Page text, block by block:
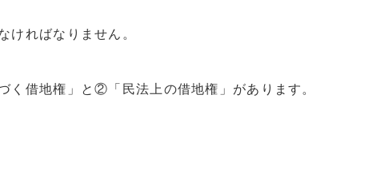
ければなりません。
く借地権」と②「民法上の借地権」があります。